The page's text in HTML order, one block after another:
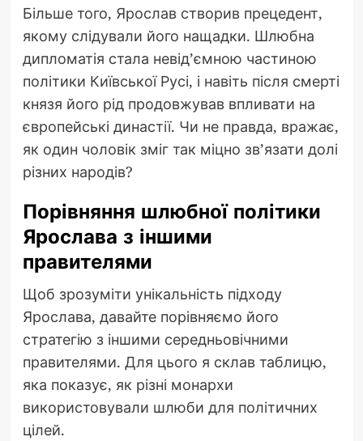
Більше того, Ярослав створив прецедент,
якому слідували його нащадки. Шлюбна
дипломатія стала невід’ємною частиною
політики Київської Русі, і навіть після смерті
князя його рід продовжував впливати на
європейські династії. Чи не правда, вражає,
як один чоловік зміг так міцно зв’язати долі
різних народів?
Порівняння шлюбної політики
Ярослава з іншими
правителями
Щоб зрозуміти унікальність підходу
Ярослава, давайте порівняємо його
стратегію з іншими середньовічними
правителями. Для цього я склав таблицю,
яка показує, як різні монархи
використовували шлюби для політичних
цілей.